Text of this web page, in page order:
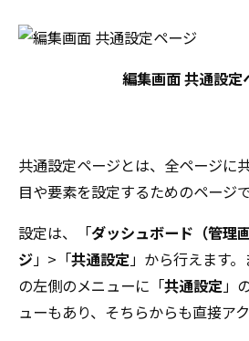
編集画面 共通設定
共通設定ページとは、全ページに
目や要素を設定するためのページで
設定は、「ダッシュボード（管理画
ジ」>「共通設定」から行えます
の左側のメニューに「共通設定」
ューもあり、そちらからも直接ア